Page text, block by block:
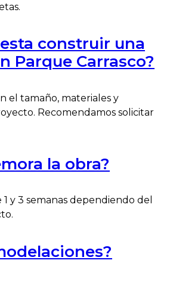
construir una
Parque Carrasco?
el tamaño, materiales y
Recomendamos solicitar
la obra?
y 3 semanas dependiendo del